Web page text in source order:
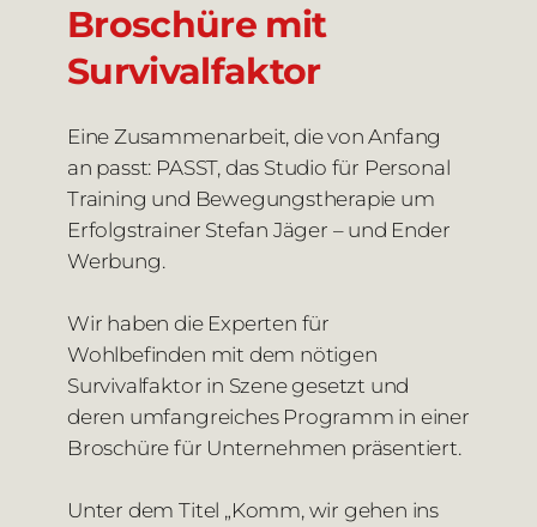
Broschüre mit
Survivalfaktor
Eine Zusammenarbeit, die von Anfang
an passt: PASST, das Studio für Personal
Training und Bewegungstherapie um
Erfolgstrainer Stefan Jäger – und Ender
Werbung.
Wir haben die Experten für
Wohlbefinden mit dem nötigen
Survivalfaktor in Szene gesetzt und
deren umfangreiches Programm in einer
Broschüre für Unternehmen präsentiert.
Unter dem Titel „Komm, wir gehen ins